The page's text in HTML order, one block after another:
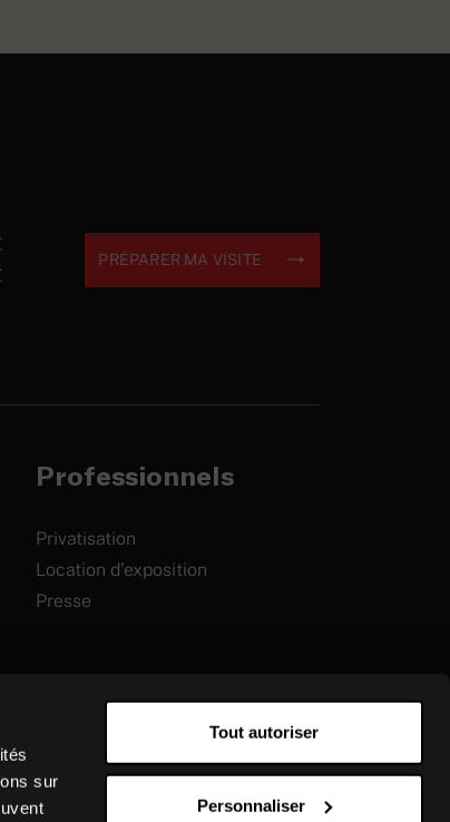
sur
Tout autoriser
Personnaliser
PRÉPARER MA VISITE
Professionnels
Privatisation
Location d’exposition
Presse